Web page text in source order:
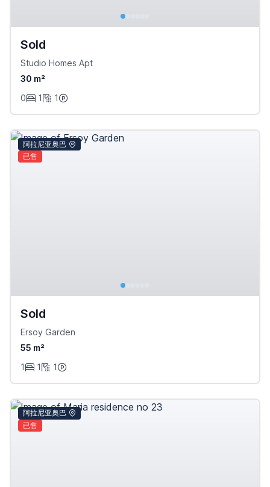
Sold
Studio Homes Apt
30 m²
0
1 1
阿拉尼亚奥巴
已售
Sold
Ersoy Garden
55 m²
1
1 1
阿拉尼亚奥巴
已售